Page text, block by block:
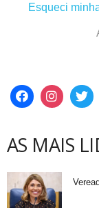
Esqueci
AS MAIS